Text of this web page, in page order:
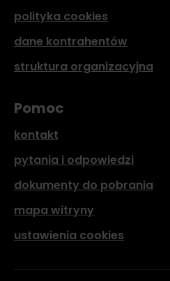
polityka cookies
dane kontrahentów
struktura organizacyjna
Pomoc
kontakt
pytania i odpowiedzi
dokumenty do pobrania
mapa witryny
ustawienia cookies